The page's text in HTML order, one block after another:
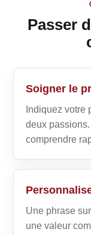
Passer
Soigner le
Indiquez votre
deux
comprendre
Une phrase
une valeur